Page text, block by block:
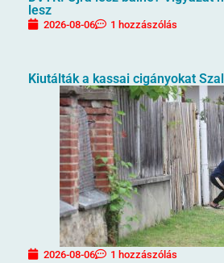
lesz
2026-08-06 1 hozzászólás
Kiutálták a kassai cigányokat
2026-08-06 1 hozzászólás